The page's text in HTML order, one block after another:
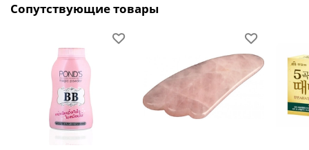
Сопутствующие товары